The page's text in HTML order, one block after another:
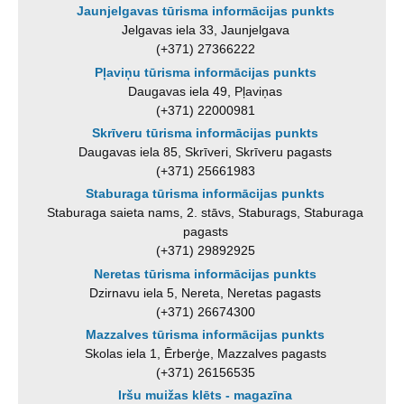
Jaunjelgavas tūrisma informācijas punkts
Jelgavas iela 33, Jaunjelgava
(+371) 27366222
Pļaviņu tūrisma informācijas punkts
Daugavas iela 49, Pļaviņas
(+371) 22000981
Skrīveru tūrisma informācijas punkts
Daugavas iela 85, Skrīveri, Skrīveru pagasts
(+371) 25661983
Staburaga tūrisma informācijas punkts
Staburaga saieta nams, 2. stāvs, Staburags, Staburaga
pagasts
(+371) 29892925
Neretas tūrisma informācijas punkts
Dzirnavu iela 5, Nereta, Neretas pagasts
(+371) 26674300
Mazzalves tūrisma informācijas punkts
Skolas iela 1, Ērberģe, Mazzalves pagasts
(+371) 26156535
Iršu muižas klēts - magazīna